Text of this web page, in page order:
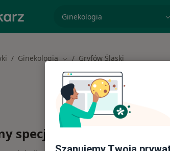
specjalizacja, badanie lub
Ginekologia Zmień miasto
Gryfów Śląski
specjalistów